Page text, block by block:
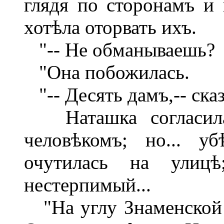
глядя по сторонамъ и
хотѣла оторвать ихъ.
"-- Не обманываешь?
"Она побожилась.
"-- Десять дамъ,--
Наташка
человѣкомъ; но...
очутилась на
нестерпимый...
"На углу Знаменской